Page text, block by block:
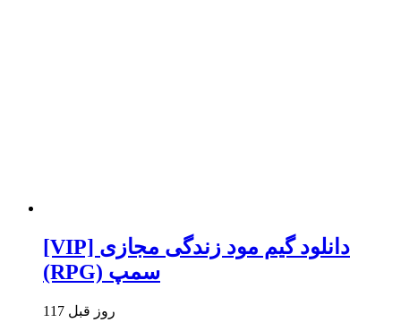
[VIP] دانلود گیم مود زندگی مجازی
(RPG) سمپ
117 روز قبل